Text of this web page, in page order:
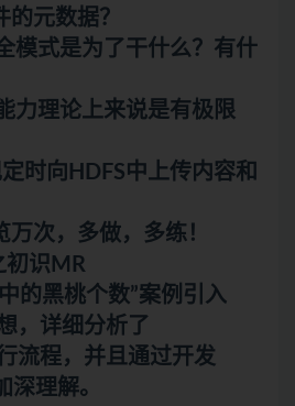
元数据？
模式是为了干什么？有什
力理论上来说是有极限
时向HDFS中上传内容和
次，多做，多练！
识MR
的黑桃个数”案例引入
，详细分析了
流程，并且通过开发
深理解。